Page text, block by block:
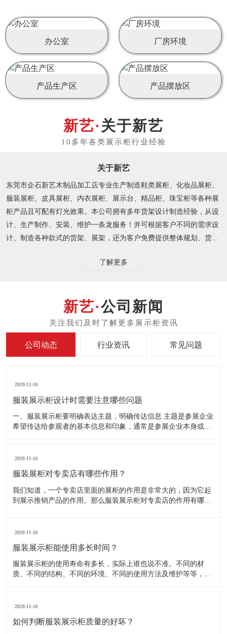
办公室 厂房环境
产品生产区 产品摆放区
关于新艺
关于新艺
东莞市企石新艺木制品加工店专业生产制造鞋类展柜、化妆品展柜、
服装展柜、皮具展柜、内衣展柜、展示台、精品柜、珠宝柜等各种展
柜产品且可配有灯光效果。本公司拥有多年货架设计制造经验，从设
计、生产制作、安装、维护一条龙服务！并可根据客户不同的需求设
计、制造各种款式的货架、展架，还为客户免费提供整体规划、货...
了解更多
公司新闻
公司动态 行业资讯 常见问题
2020-11-16
服装展示柜设计时需要注意哪些问题
一、服装展示柜要明确表达主题，明确传达信息 主题是参展企业
希望传达给参观者的基本信息和印象，通常是参展企业本身或产
2020-11-16
服装展柜对专卖店有哪些作用？
我们知道，一个专卖店里面的展柜的作用是非常大的，因为它起
到展示推销产品的作用。那么服装展示柜对专卖店的作用有哪些
陈列展示商品。把商品的风采展现在消费者面前，使消费者对商
2020-11-16
服装展示柜能使用多长时间？
服装展示柜的使用寿命有多长，实际上谁也说不准。不同的材
质、不同的结构、不同的环境、不同的使用方法及维护等等，都
短的。供自家公司展厅用，可能需要稍长些，对于一些商场专
2020-11-16
如何判断服装展示柜质量的好坏？